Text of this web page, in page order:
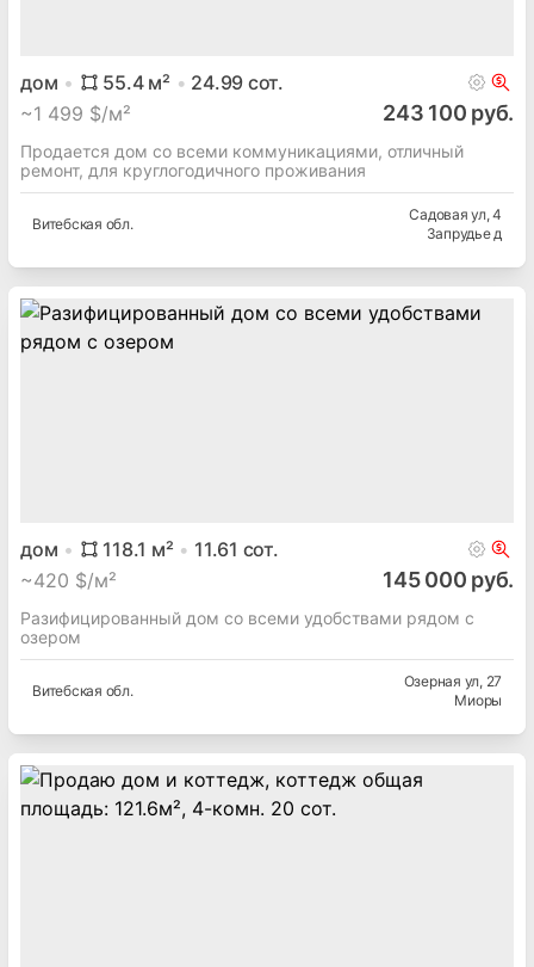
дом 55.4м² 24.99 сот.
~1 499 $/м² 243 100 руб.
Продается дом со всеми коммуникациями, отличный
ремонт, для круглогодичного проживания
Витебская обл.
Садовая ул, 4
Запрудье д
дом 118.1 м² 11.61 сот.
~420 $/м² 145 000 руб.
Разифицированный дом со всеми удобствами рядом с
озером
Витебская обл.
Озерная ул, 27
Миоры